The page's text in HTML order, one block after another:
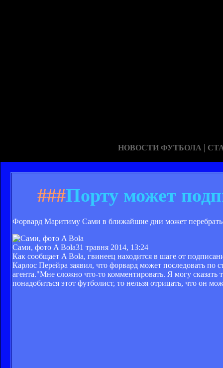
НОВОСТИ ФУТБОЛА |
###Порту может
Форвард Маритиму Сами в ближайшие дни может
Сами, фото A Bola31 травня 2014, 13:24
Как сообщает A Bola, гвинеец находится в шаге от
Карлос Перейра заявил, что форвард может последовать
агента."Мне сложно что-то комментировать. Я могу
понадобиться этот футболист, то нельзя отрицать, что он